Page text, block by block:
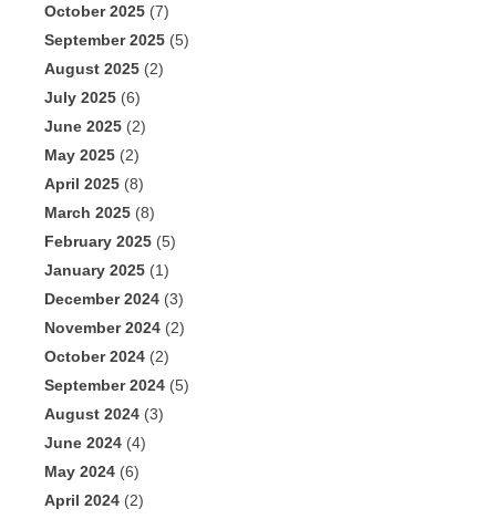
October 2025 (7)
September 2025 (5)
August 2025 (2)
July 2025 (6)
June 2025 (2)
May 2025 (2)
April 2025 (8)
March 2025 (8)
February 2025 (5)
January 2025 (1)
December 2024 (3)
November 2024 (2)
October 2024 (2)
September 2024 (5)
August 2024 (3)
June 2024 (4)
May 2024 (6)
April 2024 (2)